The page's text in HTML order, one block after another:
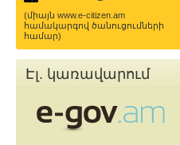
(միայն www.e-citizen.am
համակարգով ծանուցումների
համար)
Էլ. կառավարում